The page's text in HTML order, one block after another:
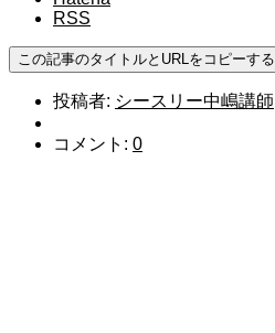
RSS
この記事のタイトルとURLをコピーする
投稿者: シースリー中嶋講師
コメント: 0